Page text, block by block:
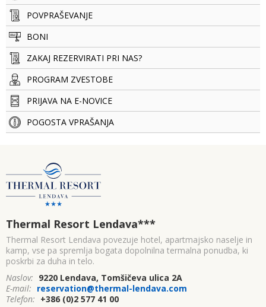
POVPRAŠEVANJE
BONI
ZAKAJ REZERVIRATI PRI NAS?
PROGRAM ZVESTOBE
PRIJAVA NA E-NOVICE
POGOSTA VPRAŠANJA
Thermal Resort Lendava***
Thermal Resort Lendava povezuje hotel, apartmajsko naselje in
kamp, vse pa spremlja bogata dopolnilna termalna ponudba, ki
poskrbi za duha in telo.
Naslov: 9220 Lendava, Tomšičeva ulica 2A
E-mail: reservation@thermal-lendava.com
Telefon: +386 (0)2 577 41 00